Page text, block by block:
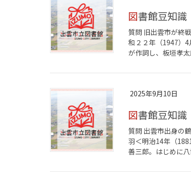
図書館豆知
質問 旧出雲市が終
和２２年（1947）
が作詞し、板垣孝
2025年9月10日
図書館豆知
質問 出雲市出身の
羽＜明治14年（
善三郎。はじめに